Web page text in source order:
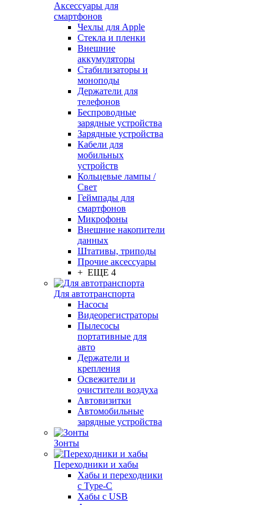
Аксессуары для
смартфонов
Чехлы для Apple
Стекла и пленки
Внешние
аккумуляторы
Стабилизаторы и
моноподы
Держатели для
телефонов
Беспроводные
зарядные устройства
Зарядные устройства
Кабели для
мобильных
устройств
Кольцевые лампы /
Свет
Геймпады для
смартфонов
Микрофоны
Внешние накопители
данных
Штативы, триподы
Прочие аксессуары
+ ЕЩЕ 4
Для автотранспорта
Насосы
Видеорегистраторы
Пылесосы
портативные для
авто
Держатели и
крепления
Освежители и
очистители воздуха
Автовизитки
Автомобильные
зарядные устройства
Зонты
Переходники и хабы
Хабы и переходники
с Type-C
Хабы с USB